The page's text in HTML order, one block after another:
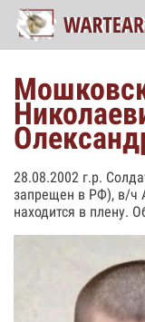
28.08.2002 г.р.
запрещен в РФ), в/ч
находится в плену.